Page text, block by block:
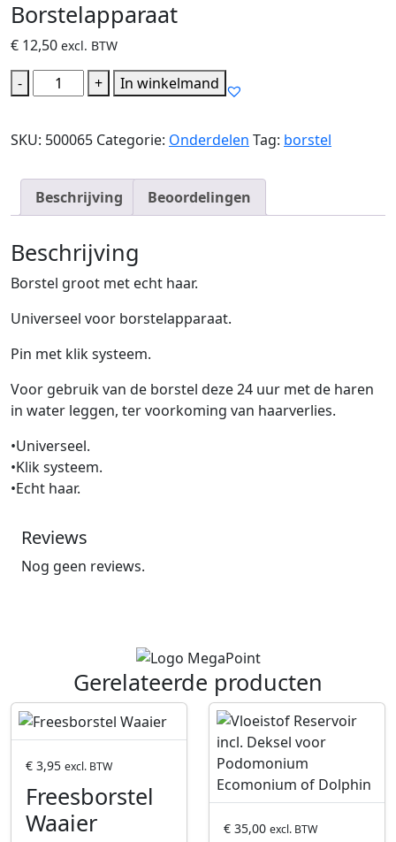
Borstelapparaat
€ 12,50 excl. BTW
-
Borstel
Groot
Echt
voor
Borstelapparaat
+ In winkelmand
SKU: 500065 Categorie: Onderdelen Tag: borstel
Beschrijving Beoordelingen
Beschrijving
Borstel groot met echt haar.
Universeel voor borstelapparaat.
Pin met klik systeem.
Voor gebruik van de borstel deze 24 uur met de haren
in water leggen, ter voorkoming van haarverlies.
•Universeel.
•Klik systeem.
•Echt haar.
Reviews
Nog geen reviews.
Gerelateerde producten
P
r
o€ 3,95 excl. BTW
Freesborstel
Waaier
P
r
o
d
u
€ 35,00 excl. BTW